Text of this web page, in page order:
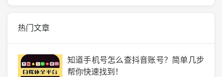
热门文章
知道手机号怎么查抖音账号？简单几步
帮你快速找到！